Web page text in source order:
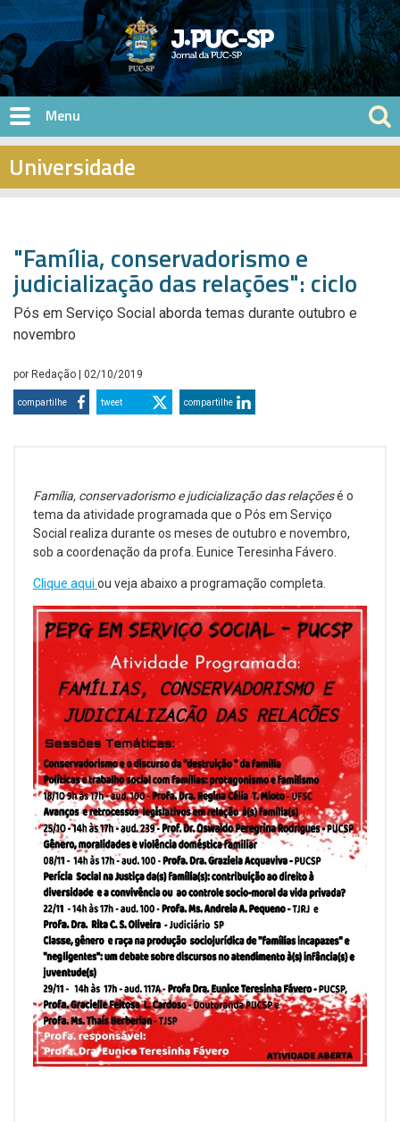
Pular para o conteúdo principal
Universidade
"Família, conservadorismo e
judicialização das relações": ciclo
Pós em Serviço Social aborda temas durante outubro e
novembro
por Redação | 02/10/2019
compartilhe tweet compartilhe
Família, conservadorismo e judicialização das relaçõesé o
tema da atividade programada que o Pós em Serviço
Social realiza durante os meses de outubro e novembro,
sob a coordenação da profa. Eunice Teresinha Fávero.
Clique aqui ou veja abaixo a programação completa.